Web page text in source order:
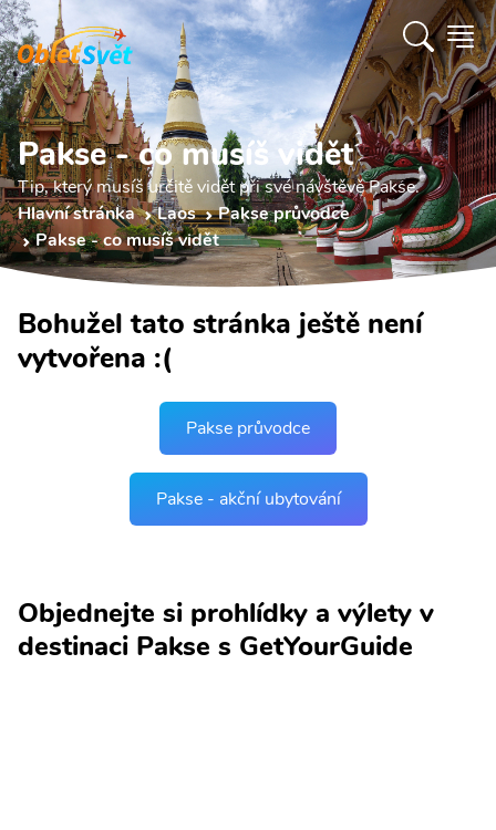
Pakse - co musíš vidět
Tip, který musíš určitě vidět při své návštěvě Pakse.
Hlavní stránka
Laos
Pakse průvodce
Pakse - co musíš vidět
Bohužel tato stránka ještě není
vytvořena :(
Pakse průvodce
Pakse - akční ubytování
Objednejte si prohlídky a výlety v
destinaci Pakse s GetYourGuide